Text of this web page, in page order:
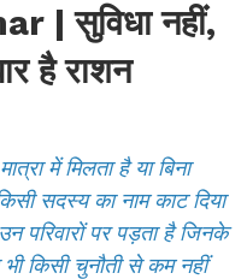
| सुविधा नहीं,
है राशन
में मिलता है या बिना
सदस्य का नाम काट दिया
परिवारों पर पड़ता है जिनके
किसी चुनौती से कम नहीं